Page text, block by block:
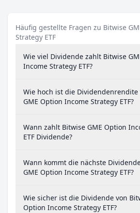
Häufig gestellte Fragen zu Bitwise
Strategy ETF
Wie viel Dividende zahlt Bitwise
Income Strategy ETF?
Wie hoch ist die Dividendenrendite
GME Option Income Strategy ETF?
Wann zahlt Bitwise GME Option
ETF Dividende?
Wann kommt die nächste
GME Option Income Strategy ETF?
Wie sicher ist die Dividende von
Option Income Strategy ETF?